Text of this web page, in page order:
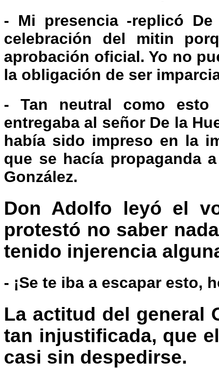
- Mi presencia -replicó
celebración del mitin
aprobación oficial. Yo no
la obligación de ser
- Tan neutral como
entregaba al señor De la
había sido impreso en la
que se hacía propaganda
González.
Don Adolfo leyó el
protestó no saber
tenido injerencia
- ¡Se te iba a escapar esto,
La actitud del general
tan injustificada, que
casi sin despedirse.